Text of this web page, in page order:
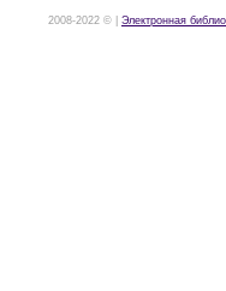
2008-2022 © | Электронная